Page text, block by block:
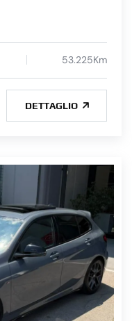
53.225Km
DETTAGLIO